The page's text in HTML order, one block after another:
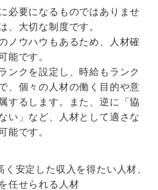
必要になるものではありませ
、大切な制度です。
ノウハウもあるため、人材確
能です。
ンクを設定し、時給もランク
、個々の人材の働く目的や意
するします。また、逆に「協
い」など、人材として適さな
能です。
安定した収入を得たい人材、
任せられる人材